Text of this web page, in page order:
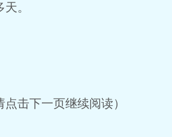
。
击下一页继续阅读）